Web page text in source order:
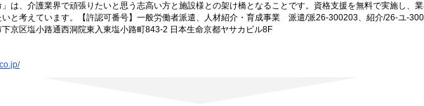
」は、介護業界で頑張りたいと思う志高い方と施設様との架け橋となることです。資格支援を無料で実施し、
いと考えています。【許認可番号】一般労働者派遣、人材紹介・育成事業 派遣/派26-300203、紹介/26-ユ-
京区塩小路通西洞院東入東塩小路町843-2 日本生命京都ヤサカビル8F